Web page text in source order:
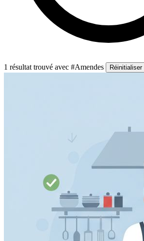
1 résultat trouvé avec #Amendes Réinitialiser